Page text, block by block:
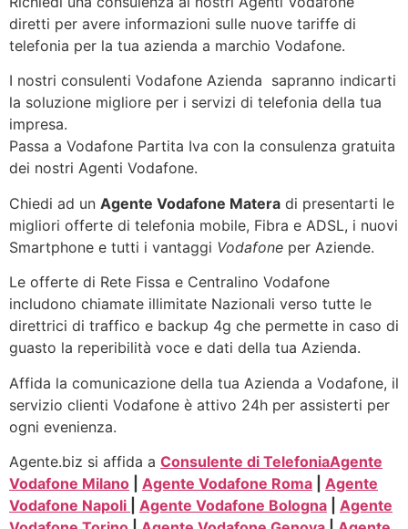
diretti per avere informazioni sulle nuove tariffe di
telefonia per la tua azienda a marchio Vodafone.
I nostri consulenti Vodafone Azienda sapranno indicarti
la soluzione migliore per i servizi di telefonia della tua
impresa.
Passa a Vodafone Partita Iva con la consulenza gratuita
dei nostri Agenti Vodafone.
Chiedi ad un Agente Vodafone Matera di presentarti le
migliori offerte di telefonia mobile, Fibra e ADSL, i nuovi
Smartphone e tutti i vantaggi Vodafone per Aziende.
Le offerte di Rete Fissa e Centralino Vodafone
includono chiamate illimitate Nazionali verso tutte le
direttrici di traffico e backup 4g che permette in caso di
guasto la reperibilità voce e dati della tua Azienda.
Affida la comunicazione della tua Azienda a Vodafone, il
servizio clienti Vodafone è attivo 24h per assisterti per
ogni evenienza.
Agente.biz si affida a Consulente di TelefoniaAgente
Vodafone Milano
Agente Vodafone Roma
Agente
Vodafone Napoli
Agente Vodafone Bologna
Agente